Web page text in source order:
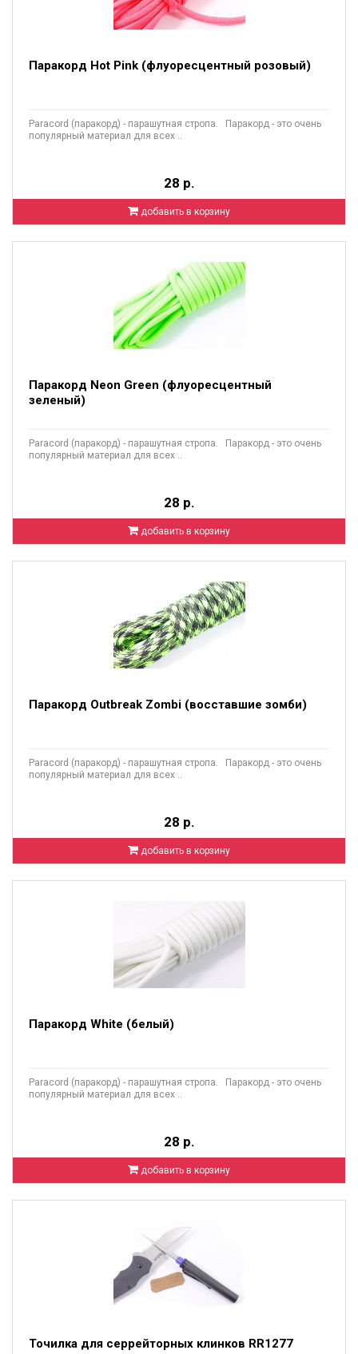
Паракорд Hot Pink (флуоресцентный розовый)
Paracord (паракорд) - парашутная стропа. Паракорд - это очень
популярный материал для всех ..
28 р.
добавить в корзину
Паракорд Neon Green (флуоресцентный
зеленый)
Paracord (паракорд) - парашутная стропа. Паракорд - это очень
популярный материал для всех ..
28 р.
добавить в корзину
Паракорд Outbreak Zombi (восставшие зомби)
Paracord (паракорд) - парашутная стропа. Паракорд - это очень
популярный материал для всех ..
28 р.
добавить в корзину
Паракорд White (белый)
Paracord (паракорд) - парашутная стропа. Паракорд - это очень
популярный материал для всех ..
28 р.
добавить в корзину
Точилка для серрейторных клинков RR1277